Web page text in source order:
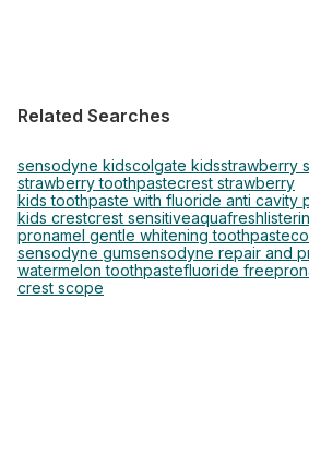
Related Searches
sensodyne kidscolgate kidsstrawberry
strawberry toothpastecrest strawberry
kids toothpaste with fluoride anti cavity
kids crestcrest sensitiveaquafresh
pronamel gentle whitening toothpaste
sensodyne gumsensodyne repair and
watermelon toothpastefluoride free
crest scope